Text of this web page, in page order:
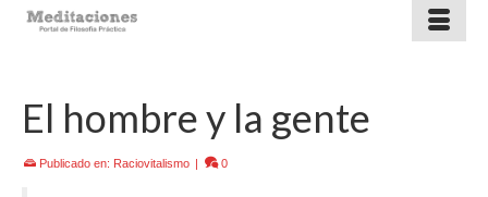
El hombre y la gente
Publicado en: Raciovitalismo | 0